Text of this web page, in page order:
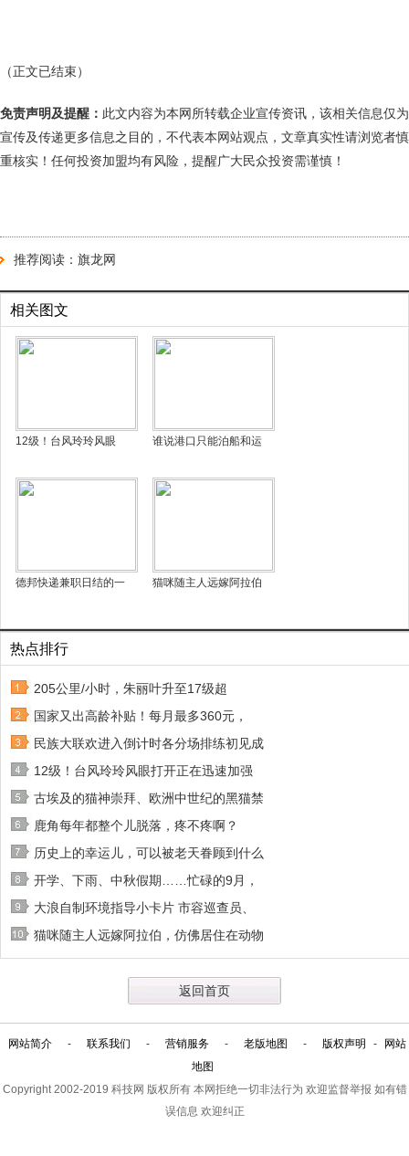
（正文已结束）
免责声明及提醒： 此文内容为本网所转载企业宣传资讯，该相关信息仅为
宣传及传递更多信息之目的，不代表本网站观点，文章真实性请浏览者慎
重核实！任何投资加盟均有风险，提醒广大民众投资需谨慎！
推荐阅读： 旗龙网
相关图文
12级！台风玲玲风眼 谁说港口只能泊船和运
德邦快递兼职日结的一 猫咪随主人远嫁阿拉伯
热点排行
205公里/小时，朱丽叶升至17级超
国家又出高龄补贴！每月最多360元，
民族大联欢进入倒计时各分场排练初见成
12级！台风玲玲风眼打开正在迅速加强
古埃及的猫神崇拜、欧洲中世纪的黑猫禁
鹿角每年都整个儿脱落，疼不疼啊？
历史上的幸运儿，可以被老天眷顾到什么
开学、下雨、中秋假期……忙碌的9月，
大浪自制环境指导小卡片 市容巡查员、
猫咪随主人远嫁阿拉伯，仿佛居住在动物
返回首页
网站简介 - 联系我们 - 营销服务 - 老版地图 - 版权声明 -
网站
地图
Copyright 2002-2019 科技网 版权所有 本网拒绝一切非法行为 欢迎监督举报 如有错
误信息 欢迎纠正